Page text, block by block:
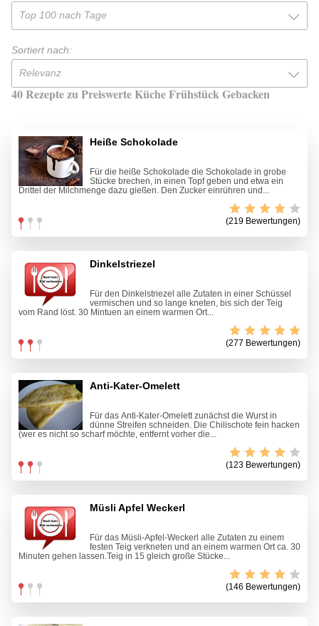
Top 100 nach Tage
Sortiert nach:
Relevanz
40 Rezepte zu Preiswerte Küche Frühstück Gebacken
Heiße Schokolade
Für die heiße Schokolade die Schokolade in grobe
Stücke brechen, in einen Topf geben und etwa ein
Drittel der Milchmenge dazu gießen. Den Zucker einrühren und...
(219 Bewertungen)
Dinkelstriezel
Für den Dinkelstriezel alle Zutaten in einer Schüssel
vermischen und so lange kneten, bis sich der Teig
vom Rand löst. 30 Mintuen an einem warmen Ort...
(277 Bewertungen)
Anti-Kater-Omelett
Für das Anti-Kater-Omelett zunächst die Wurst in
dünne Streifen schneiden. Die Chilischote fein hacken
(wer es nicht so scharf möchte, entfernt vorher die...
(123 Bewertungen)
Müsli Apfel Weckerl
Für das Müsli-Apfel-Weckerl alle Zutaten zu einem
festen Teig verkneten und an einem warmen Ort ca. 30
Minuten gehen lassen.Teig in 15 gleich große Stücke...
(146 Bewertungen)